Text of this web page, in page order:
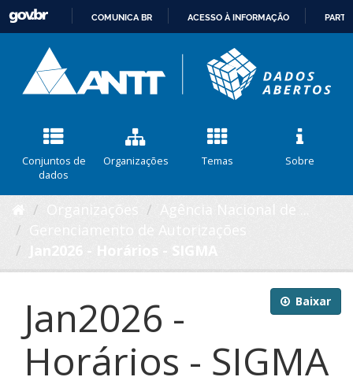
CONTEÚDO
COMUNICA BR ACESSO À INFORMAÇÃO
Conjuntos de
dados
Organizações Temas Sobre
Baixar
Jan2026 -
Horários - SIGMA